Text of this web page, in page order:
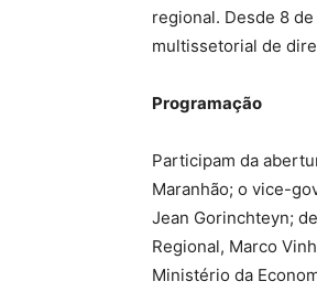
regional. Desde 8
multissetorial de
Programação
Participam da
Maranhão; o vice-
Jean Gorinchteyn;
Regional, Marco
Ministério da